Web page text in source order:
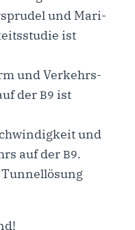
und Mari­
ist
und Ver­kehrs­
derB9 ist
und
auf derB9.